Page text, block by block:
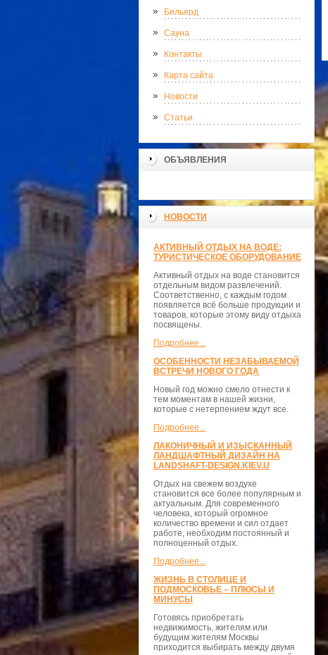
Бильярд
Сауна
Контакты
Карта сайта
Новости
Статьи
ОБЪЯВЛЕНИЯ
НОВОСТИ
АКТИВНЫЙ ОТДЫХ НА ВОДЕ:
ТУРИСТИЧЕСКОЕ ОБОРУДОВАНИЕ
Активный отдых на воде становится
отдельным видом развлечений.
Соответственно, с каждым годом
появляется всё больше продукции и
товаров, которые этому виду отдыха
посвящены.
Подробнее...
ОСОБЕННОСТИ НЕЗАБЫВАЕМОЙ
ВСТРЕЧИ НОВОГО ГОДА
Новый год можно смело отнести к
тем моментам в нашей жизни,
которые с нетерпением ждут все.
Подробнее...
ЛАКОНИЧНЫЙ И ИЗЫСКАННЫЙ
ЛАНДШАФТНЫЙ ДИЗАЙН НА
LANDSHAFT-DESIGN.KIEV.U
Отдых на свежем воздухе
становится все более популярным и
актуальным. Для современного
человека, который огромное
количество времени и сил отдает
работе, необходим постоянный и
полноценный отдых.
Подробнее...
ЖИЗНЬ В СТОЛИЦЕ И
ПОДМОСКОВЬЕ – ПЛЮСЫ И
МИНУСЫ
Готовясь приобретать
недвижимость, жителям или
будущим жителям Москвы
приходится выбирать между двумя